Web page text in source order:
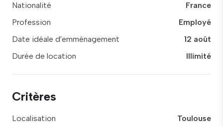
Nationalité
France
Profession
Employé
Date idéale d'emménagement
12 août
Durée de location
Illimité
Critères
Localisation
Toulouse